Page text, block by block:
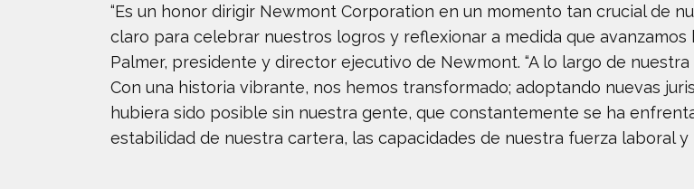
“Es un honor dirigir Newmont Corporation en un momento tan crucial de
claro para celebrar nuestros logros y reflexionar a medida que avanzamos
Palmer, presidente y director ejecutivo de Newmont. “A lo largo de
Con una historia vibrante, nos hemos transformado; adoptando nuevas
hubiera sido posible sin nuestra gente, que constantemente se ha
estabilidad de nuestra cartera, las capacidades de nuestra fuerza laboral